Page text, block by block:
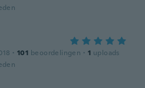
· 101 beoordelingen · 1 uploads